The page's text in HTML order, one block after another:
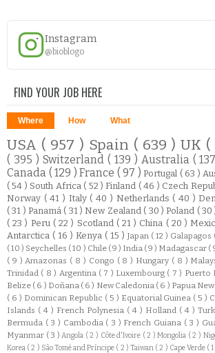
Instagram
@bioblogo
FIND YOUR JOB HERE
Where How What
USA ( 957 ) Spain ( 639 )UK
( 395 ) Switzerland ( 139 ) Australia (
Canada ( 129 )France ( 97 )Portugal ( 63 )
( 54 ) South Africa ( 52 )Finland ( 46 ) Czech
Norway ( 41 ) Italy ( 40 ) Netherlands ( 40 )
( 31 )Panamá ( 31 ) New Zealand ( 30 )Poland ( 30
( 23 ) Peru ( 22 ) Scotland ( 21 ) China ( 20 )
Antarctica ( 16 ) Kenya ( 15 ) Japan ( 12 ) Galapagos
( 10 ) Seychelles ( 10 ) Chile ( 9 ) India ( 9 ) Madagascar (
( 9 ) Amazonas ( 8 ) Congo ( 8 ) Hungary ( 8 )
Trinidad ( 8 ) Argentina ( 7 ) Luxembourg ( 7 ) Puerto
Belize ( 6 ) Doñana ( 6 ) New Caledonia ( 6 ) Papua
( 6 ) Dominican Republic ( 5 ) Equatorial Guinea ( 5 )
Islands ( 4 ) French Polynesia ( 4 ) Holland ( 4 )
Bermuda ( 3 ) Cambodia ( 3 ) French Guiana ( 3 )
Myanmar ( 3 ) Angola ( 2 ) Côte d'Ivoire ( 2 )Mongolia ( 2 )
Korea ( 2 ) São Tomé and Príncipe ( 2 ) Taiwan ( 2 ) Cape Verde ( 1